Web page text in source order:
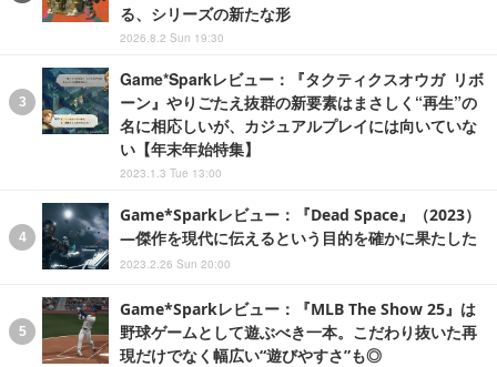
る、シリーズの新たな形
2026.8.2 Sun 19:30
Game*Sparkレビュー：『タクティクスオウガ リボ
ーン』やりごたえ抜群の新要素はまさしく“再生”の
名に相応しいが、カジュアルプレイには向いていな
い【年末年始特集】
2023.1.3 Tue 13:00
Game*Sparkレビュー：『Dead Space』（2023）
―傑作を現代に伝えるという目的を確かに果たした
2023.2.26 Sun 20:00
Game*Sparkレビュー：『MLB The Show 25』は
野球ゲームとして遊ぶべき一本。こだわり抜いた再
現だけでなく幅広い“遊びやすさ”も◎